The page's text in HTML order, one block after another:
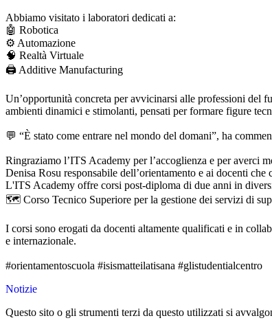
Abbiamo visitato i laboratori dedicati a:
🤖 Robotica
⚙️ Automazione
🧠 Realtà Virtuale
🖨️ Additive Manufacturing
Un’opportunità concreta per avvicinarsi alle professioni del
ambienti dinamici e stimolanti, pensati per formare figure
💬 “È stato come entrare nel mondo del domani”, ha
Ringraziamo l’ITS Academy per l’accoglienza e per averci
Denisa Rosu responsabile dell’orientamento e ai docenti
L'ITS Academy offre corsi post-diploma di due anni in
🗺 Corso Tecnico Superiore per la gestione dei servizi di
I corsi sono erogati da docenti altamente qualificati e in
e internazionale.
#orientamentoscuola #isismatteilatisana #glistudentialcentro
Notizie
Questo sito o gli strumenti terzi da questo utilizzati si